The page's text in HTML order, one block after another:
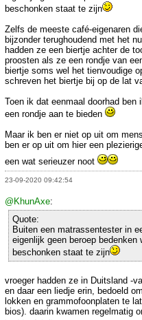
beschonken staat te zijn
Zelfs de meeste café-eigenaren
bijzonder terughoudend met het
hadden ze een biertje achter de
proosten als ze een rondje van
biertje soms wel het tienvoudige
schreven het biertje bij op de lat
Toen ik dat eenmaal doorhad
een rondje aan te bieden
Maar ik ben er niet op uit om
ben er op uit om hier een
een wat serieuzer noot
23-09-2020 09:42:54
@KhunAxe:
Quote:
Buiten een matrassentester in
eigenlijk geen beroep bedenken
beschonken staat te zijn
vroeger hadden ze in Duitsland -
en daar een liedje erin, bedoeld
lokken en grammofoonplaten te
bios). daarin kwamen regelmatig